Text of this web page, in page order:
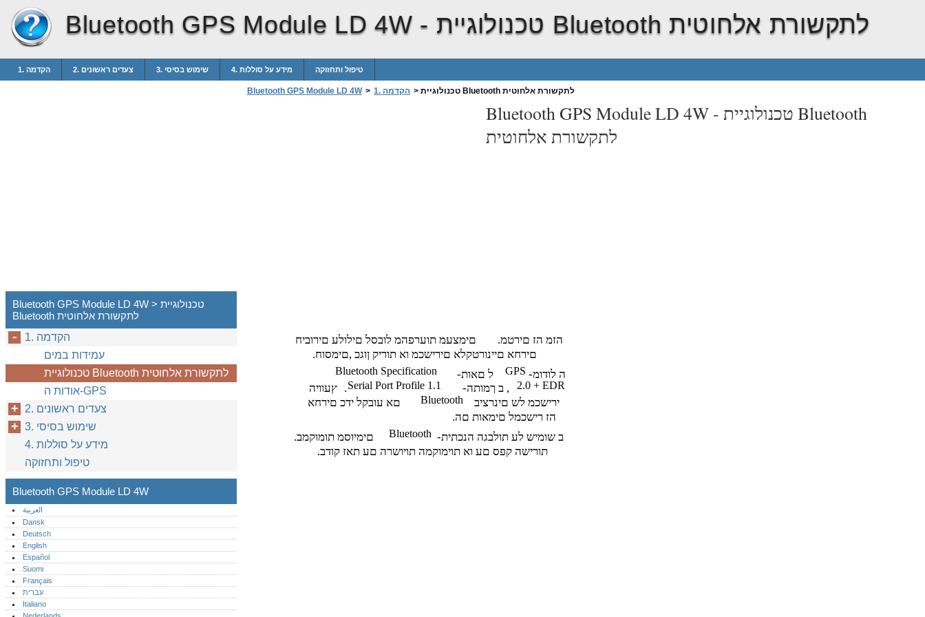
Bluetooth GPS Module LD 4W - טכנולוגיית Bluetooth לתקשורת אלחוטית
1. הקדמה 2. צעדים ראשונים 3. שימוש בסיסי 4. מידע על סוללות טיפול ותחזוקה
Bluetooth GPS Module LD 4W > 1. הקדמה > טכנולוגיית Bluetooth לתקשורת אלחוטית
Bluetooth GPS Module LD 4W - טכנולוגיית Bluetooth
לתקשורת אלחוטית
םימצעמ תוערפהמ לובסל םילולע םירוביח
.הזמ הז םירטמ
.םירחא םיינורטקלא םירישכמ וא תוריק ןוגכ ,םימסוח
Bluetooth Specification -ל םאות GPS
-ה לודומ
ץעוויה .Serial Port Profile 1.1 -ב ךמותה , 2.0 + EDR
םא עובקל ידכ םירחא Bluetooth
ירישכמ לש םינרציב
.הז רישכמל םימאות םה
.םימיוסמ תומוקמב
Bluetooth
-ב שומיש לע תולבגה הנכתית
.תורישה קפס םע וא תוימוקמה תויושרה םע תאז קודב
Bluetooth GPS Module LD 4W > טכנולוגיית
Bluetooth לתקשורת אלחוטית
1. הקדמה
עמידות במים
טכנולוגיית Bluetooth לתקשורת אלחוטית
אודות ה-GPS
2. צעדים ראשונים
3. שימוש בסיסי
4. מידע על סוללות
טיפול ותחזוקה
Bluetooth GPS Module LD 4W
العربية
Dansk
Deutsch
English
Español
Suomi
Français
עברית
Italiano